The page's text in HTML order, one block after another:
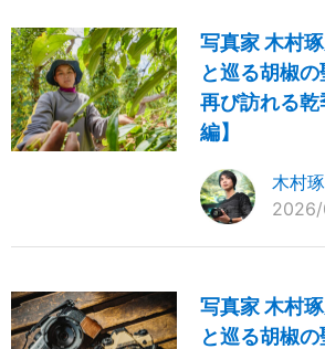
写真家 木村
と巡る胡椒
再び訪れる
編】
木村
写真家 木村
と巡る胡椒